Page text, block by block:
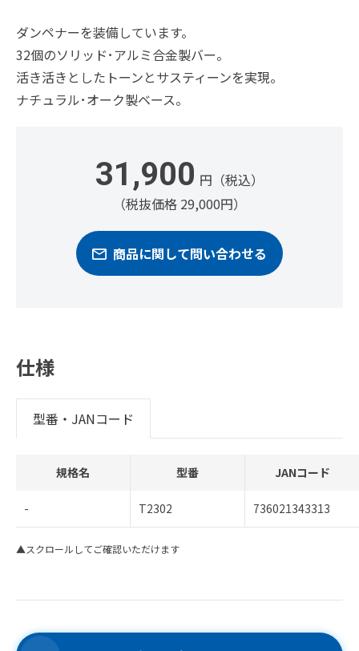
ダンペナーを装備しています。
32個のソリッド･アルミ合金製バー。
活き活きとしたトーンとサスティーンを実現。
ナチュラル･オーク製ベース。
31,900 円（税込）
（税抜価格 29,000円）
商品に関して問い合わせる
仕様
型番・JANコード
規格名 型番 JANコード
- T2302 736021343313
▲スクロールしてご確認いただけます